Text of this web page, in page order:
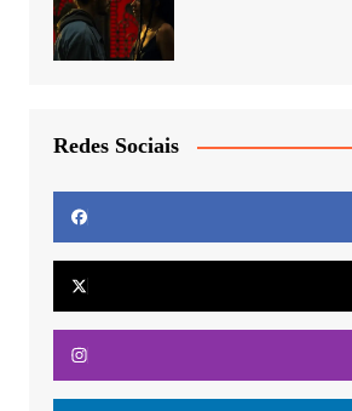
Redes Sociais